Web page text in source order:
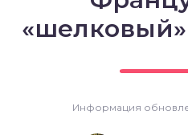
Информация
выпечка